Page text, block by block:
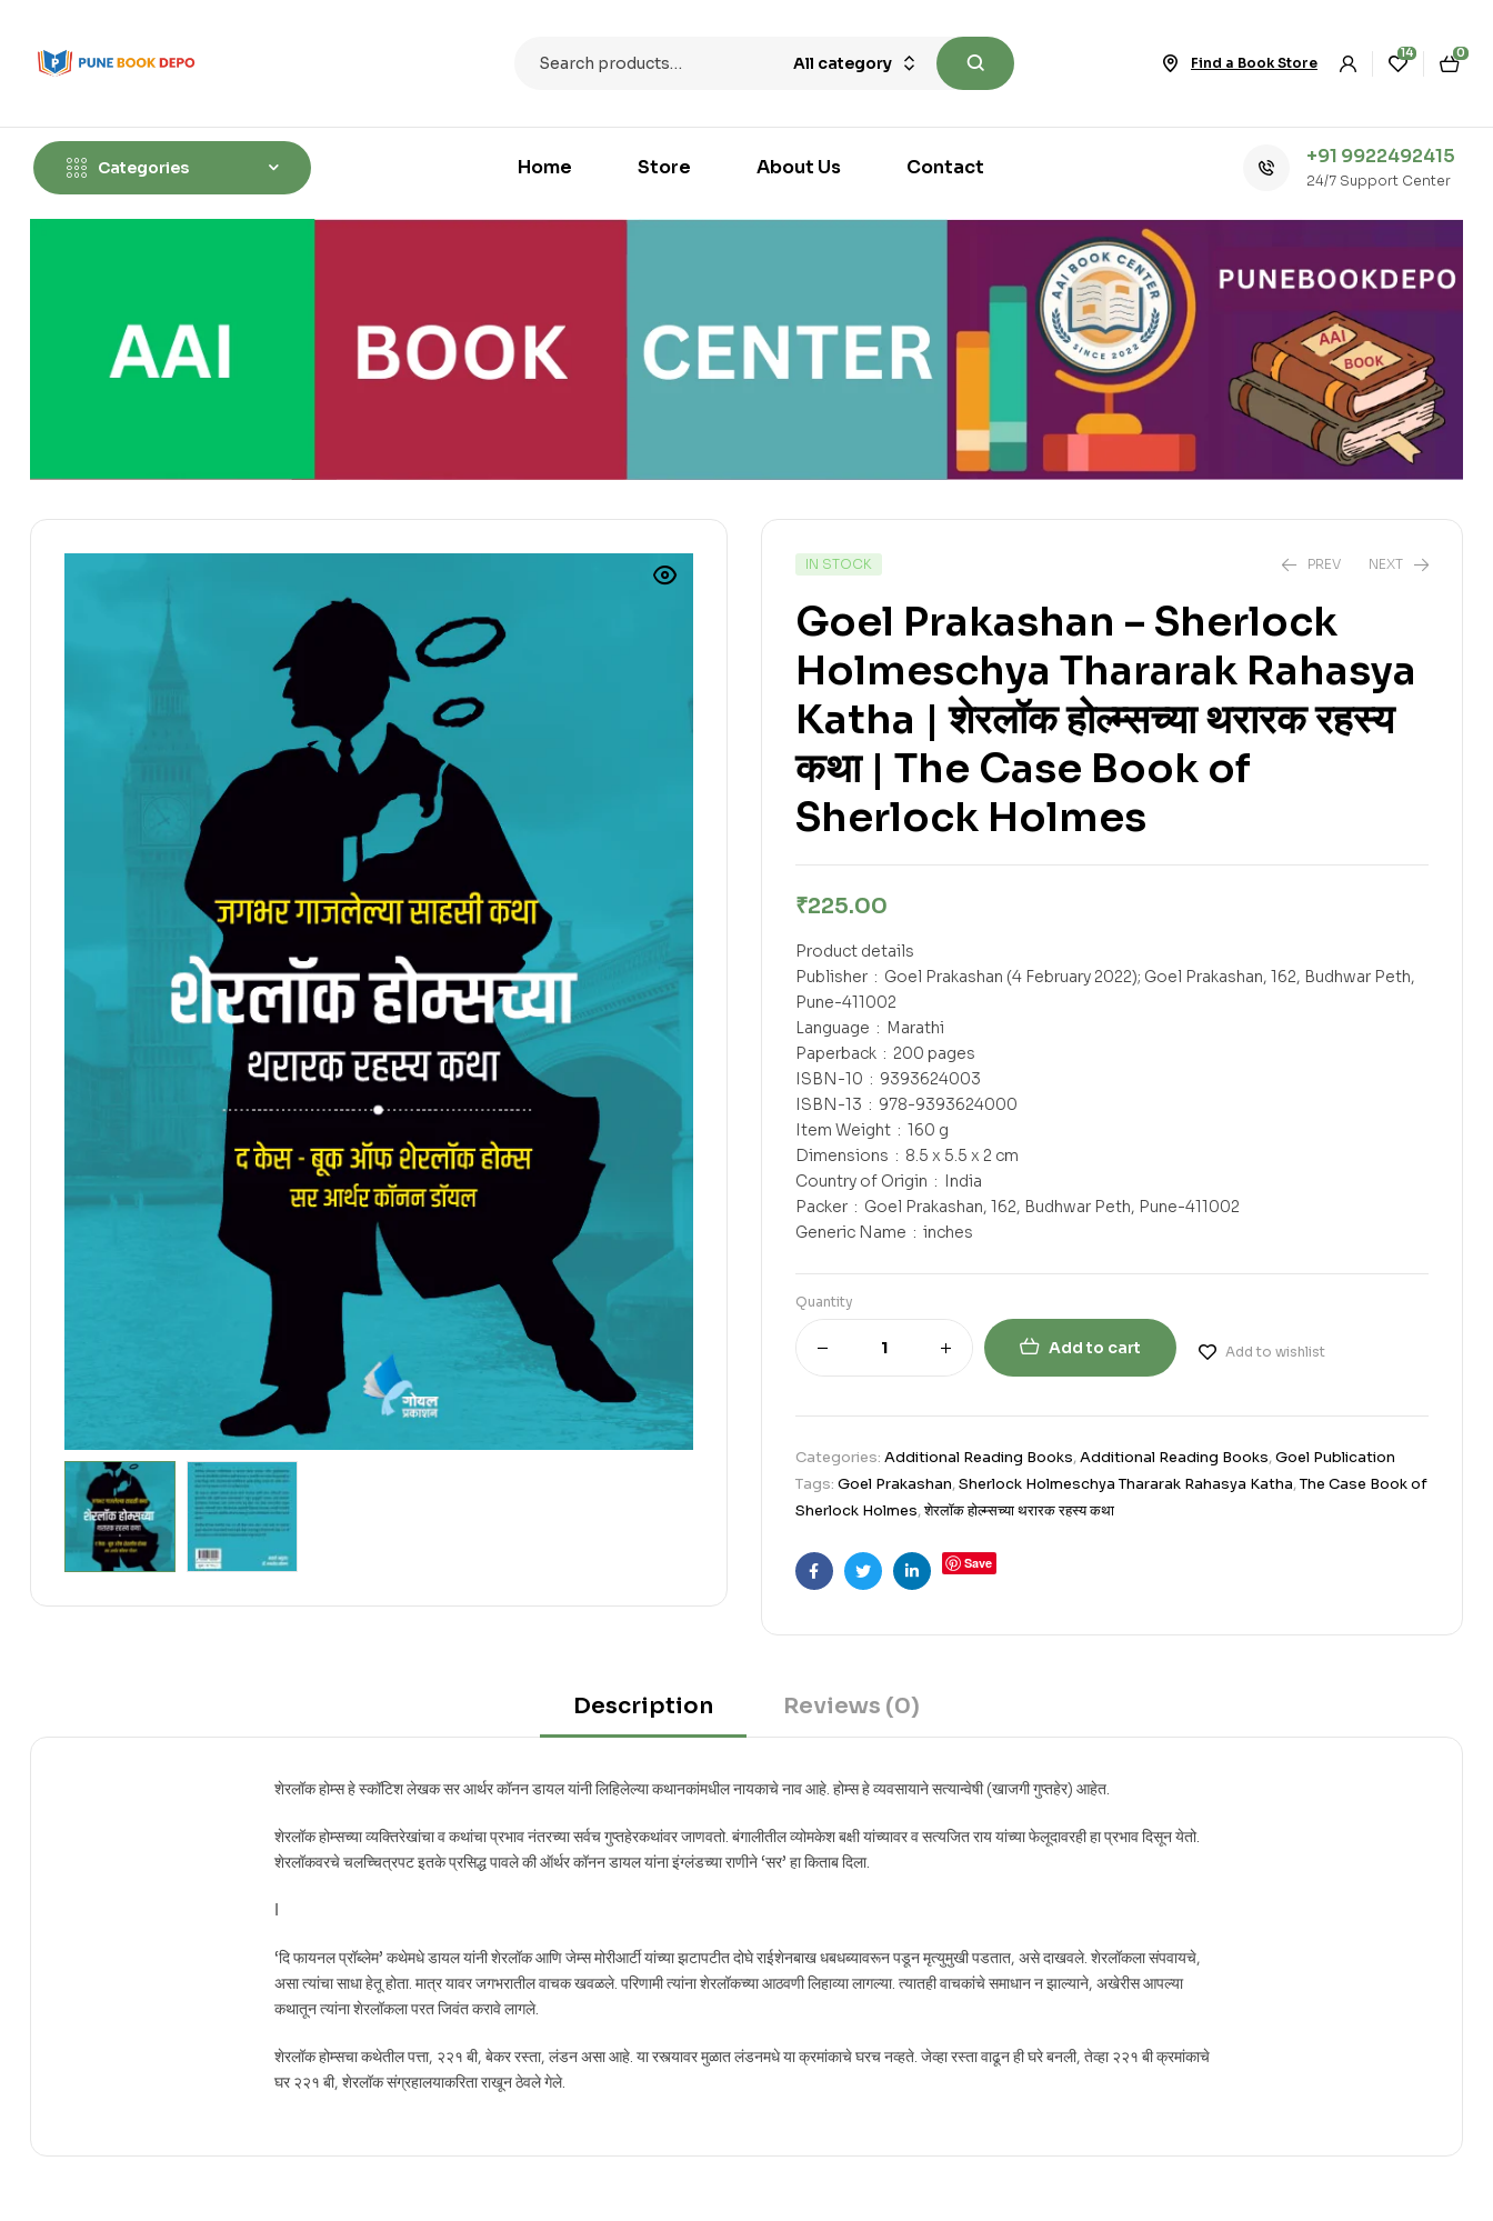
All category Find a Book Store
14 0
Categories Home Store About Us Contact +91 9922492415
24/7 Support Center
IN STOCK PREV
₹255.00
NEXT
₹225.00
Goel Prakashan – Sherlock
Holmeschya Thararak Rahasya
Katha | शेरलॉक होल्म्सच्या थरारक रहस्य
कथा | The Case Book of
Sherlock Holmes
₹225.00
Product details
Publisher ‏ : ‎ Goel Prakashan (4 February 2022); Goel Prakashan, 162, Budhwar Peth,
Pune-411002
Language ‏ : ‎ Marathi
Paperback ‏ : ‎ 200 pages
ISBN-10 ‏ : ‎ 9393624003
ISBN-13 ‏ : ‎ 978-9393624000
Item Weight ‏ : ‎ 160 g
Dimensions ‏ : ‎ 8.5 x 5.5 x 2 cm
Country of Origin ‏ : ‎ India
Packer ‏ : ‎ Goel Prakashan, 162, Budhwar Peth, Pune-411002
Generic Name ‏ : ‎ inches
Quantity
Add to cart Add to wishlist
Categories: Additional Reading Books,Additional Reading Books,Goel Publication
Tags: Goel Prakashan,Sherlock Holmeschya Thararak Rahasya Katha,The Case Book of
Sherlock Holmes,शेरलॉक होल्म्सच्या थरारक रहस्य कथा
FacebookTwitterLinkedin
Save
Description Reviews (0)
शेरलॉक होम्स हे स्कॉटिश लेखक सर आर्थर कॉनन डायल यांनी लिहिलेल्या कथानकांमधील नायकाचे नाव आहे. होम्स हे व्यवसायाने सत्यान्वेषी (खाजगी गुप्तहेर) आहेत.
शेरलॉक होम्सच्या व्यक्तिरेखांचा व कथांचा प्रभाव नंतरच्या सर्वच गुप्तहेरकथांवर जाणवतो. बंगालीतील व्योमकेश बक्षी यांच्यावर व सत्यजित राय यांच्या फेलूदावरही हा प्रभाव दिसून येतो.
शेरलॉकवरचे चलच्चित्रपट इतके प्रसिद्ध पावले की ऑर्थर कॉनन डायल यांना इंग्लंडच्या राणीने ‘सर’ हा किताब दिला.
Ι
‘दि फायनल प्रॉब्लेम’ कथेमधे डायल यांनी शेरलॉक आणि जेम्स मोरीआर्टी यांच्या झटापटीत दोघे राईशेनबाख धबधब्यावरून पडून मृत्युमुखी पडतात, असे दाखवले. शेरलॉकला संपवायचे,
असा त्यांचा साधा हेतू होता. मात्र यावर जगभरातील वाचक खवळले. परिणामी त्यांना शेरलॉकच्या आठवणी लिहाव्या लागल्या. त्यातही वाचकांचे समाधान न झाल्याने, अखेरीस आपल्या
कथातून त्यांना शेरलॉकला परत जिवंत करावे लागले.
शेरलॉक होम्सचा कथेतील पत्ता, २२१ बी, बेकर रस्ता, लंडन असा आहे. या रस्त्यावर मुळात लंडनमधे या क्रमांकाचे घरच नव्हते. जेव्हा रस्ता वाढून ही घरे बनली, तेव्हा २२१ बी क्रमांकाचे
घर २२१ बी, शेरलॉक संग्रहालयाकरिता राखून ठेवले गेले.